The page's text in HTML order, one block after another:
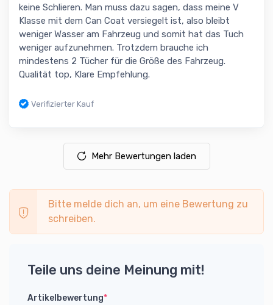
keine Schlieren. Man muss dazu sagen, dass meine V
Klasse mit dem Can Coat versiegelt ist, also bleibt
weniger Wasser am Fahrzeug und somit hat das Tuch
weniger aufzunehmen. Trotzdem brauche ich
mindestens 2 Tücher für die Größe des Fahrzeug.
Qualität top, Klare Empfehlung.
Verifizierter Kauf
Mehr Bewertungen laden
Bitte melde dich an, um eine Bewertung zu
schreiben.
Teile uns deine Meinung mit!
Artikelbewertung*